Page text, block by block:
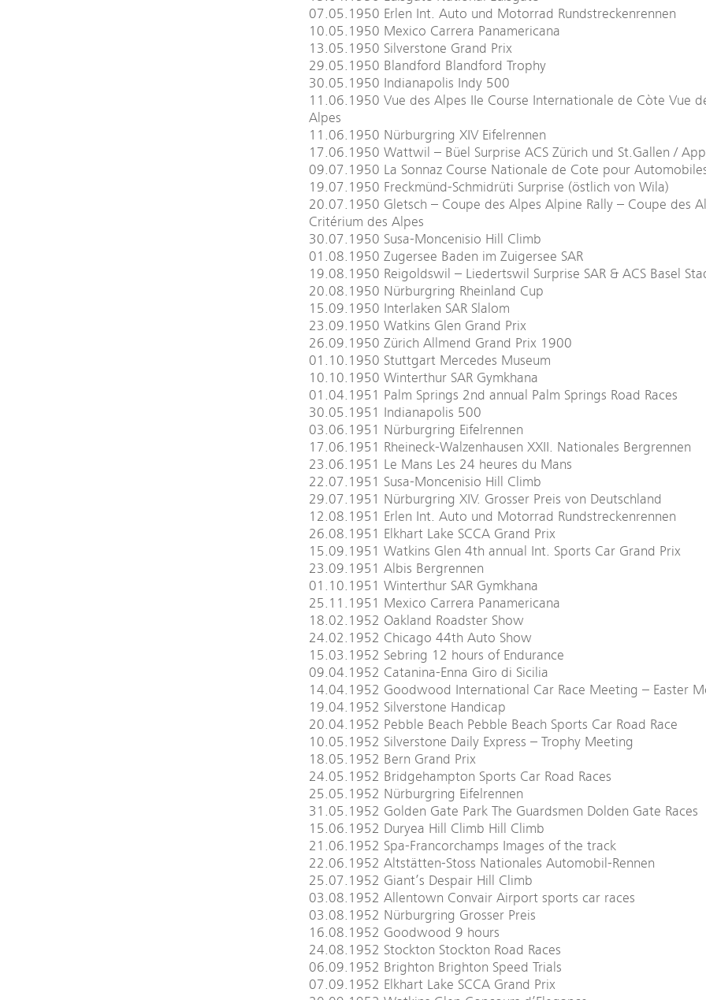
07.05.1950 Erlen Int. Auto und Motorrad Rundstreckenrennen
10.05.1950 Mexico Carrera Panamericana
13.05.1950 Silverstone Grand Prix
29.05.1950 Blandford Blandford Trophy
30.05.1950 Indianapolis Indy 500
11.06.1950 Vue des Alpes IIe Course Internationale de Còte Vue
Alpes
11.06.1950 Nürburgring XIV Eifelrennen
17.06.1950 Wattwil – Büel Surprise ACS Zürich und St.Gallen /
09.07.1950 La Sonnaz Course Nationale de Cote pour
19.07.1950 Freckmünd-Schmidrüti Surprise (östlich von Wila)
20.07.1950 Gletsch – Coupe des Alpes Alpine Rally – Coupe des
Critérium des Alpes
30.07.1950 Susa-Moncenisio Hill Climb
01.08.1950 Zugersee Baden im Zuigersee SAR
19.08.1950 Reigoldswil – Liedertswil Surprise SAR & ACS Basel
20.08.1950 Nürburgring Rheinland Cup
15.09.1950 Interlaken SAR Slalom
23.09.1950 Watkins Glen Grand Prix
26.09.1950 Zürich Allmend Grand Prix 1900
01.10.1950 Stuttgart Mercedes Museum
10.10.1950 Winterthur SAR Gymkhana
01.04.1951 Palm Springs 2nd annual Palm Springs Road Races
30.05.1951 Indianapolis 500
03.06.1951 Nürburgring Eifelrennen
17.06.1951 Rheineck-Walzenhausen XXII. Nationales Bergrennen
23.06.1951 Le Mans Les 24 heures du Mans
22.07.1951 Susa-Moncenisio Hill Climb
29.07.1951 Nürburgring XIV. Grosser Preis von Deutschland
12.08.1951 Erlen Int. Auto und Motorrad Rundstreckenrennen
26.08.1951 Elkhart Lake SCCA Grand Prix
15.09.1951 Watkins Glen 4th annual Int. Sports Car Grand Prix
23.09.1951 Albis Bergrennen
01.10.1951 Winterthur SAR Gymkhana
25.11.1951 Mexico Carrera Panamericana
18.02.1952 Oakland Roadster Show
24.02.1952 Chicago 44th Auto Show
15.03.1952 Sebring 12 hours of Endurance
09.04.1952 Catanina-Enna Giro di Sicilia
14.04.1952 Goodwood International Car Race Meeting – Easter
19.04.1952 Silverstone Handicap
20.04.1952 Pebble Beach Pebble Beach Sports Car Road Race
10.05.1952 Silverstone Daily Express – Trophy Meeting
18.05.1952 Bern Grand Prix
24.05.1952 Bridgehampton Sports Car Road Races
25.05.1952 Nürburgring Eifelrennen
31.05.1952 Golden Gate Park The Guardsmen Dolden Gate Races
15.06.1952 Duryea Hill Climb Hill Climb
21.06.1952 Spa-Francorchamps Images of the track
22.06.1952 Altstätten-Stoss Nationales Automobil-Rennen
25.07.1952 Giant’s Despair Hill Climb
03.08.1952 Allentown Convair Airport sports car races
03.08.1952 Nürburgring Grosser Preis
16.08.1952 Goodwood 9 hours
24.08.1952 Stockton Stockton Road Races
06.09.1952 Brighton Brighton Speed Trials
07.09.1952 Elkhart Lake SCCA Grand Prix